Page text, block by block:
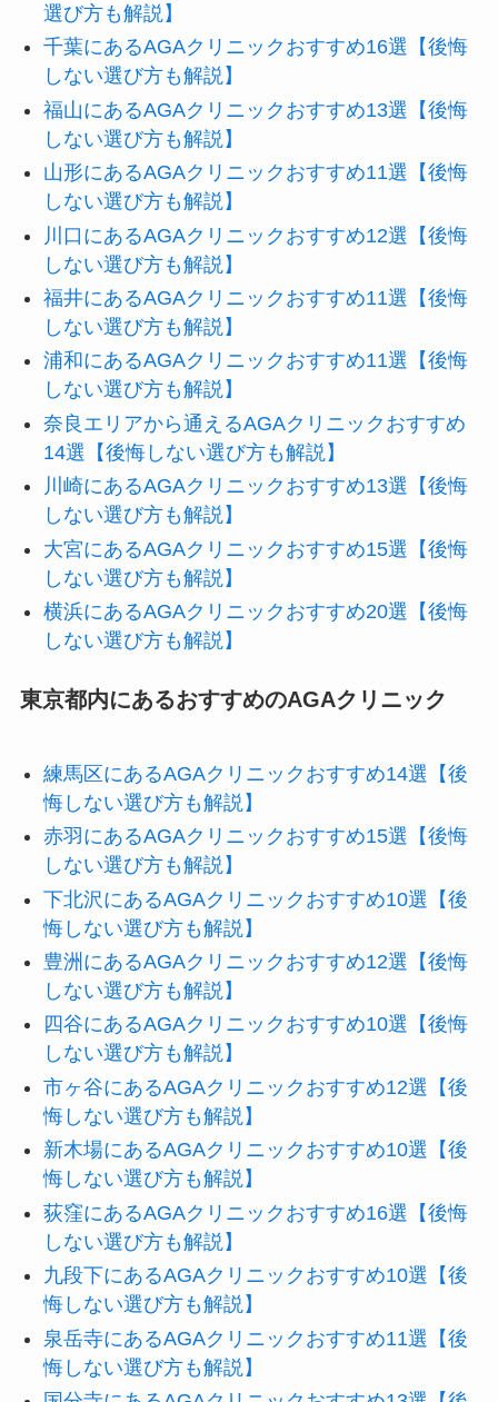
選び方も解説】
千葉にあるAGAクリニックおすすめ16選【後悔
しない選び方も解説】
福山にあるAGAクリニックおすすめ13選【後悔
しない選び方も解説】
山形にあるAGAクリニックおすすめ11選【後悔
しない選び方も解説】
川口にあるAGAクリニックおすすめ12選【後悔
しない選び方も解説】
福井にあるAGAクリニックおすすめ11選【後悔
しない選び方も解説】
浦和にあるAGAクリニックおすすめ11選【後悔
しない選び方も解説】
奈良エリアから通えるAGAクリニックおすすめ
14選【後悔しない選び方も解説】
川崎にあるAGAクリニックおすすめ13選【後悔
しない選び方も解説】
大宮にあるAGAクリニックおすすめ15選【後悔
しない選び方も解説】
横浜にあるAGAクリニックおすすめ20選【後悔
しない選び方も解説】
東京都内にあるおすすめのAGAクリニック
練馬区にあるAGAクリニックおすすめ14選【後
悔しない選び方も解説】
赤羽にあるAGAクリニックおすすめ15選【後悔
しない選び方も解説】
下北沢にあるAGAクリニックおすすめ10選【後
悔しない選び方も解説】
豊洲にあるAGAクリニックおすすめ12選【後悔
しない選び方も解説】
四谷にあるAGAクリニックおすすめ10選【後悔
しない選び方も解説】
市ヶ谷にあるAGAクリニックおすすめ12選【後
悔しない選び方も解説】
新木場にあるAGAクリニックおすすめ10選【後
悔しない選び方も解説】
荻窪にあるAGAクリニックおすすめ16選【後悔
しない選び方も解説】
九段下にあるAGAクリニックおすすめ10選【後
悔しない選び方も解説】
泉岳寺にあるAGAクリニックおすすめ11選【後
悔しない選び方も解説】